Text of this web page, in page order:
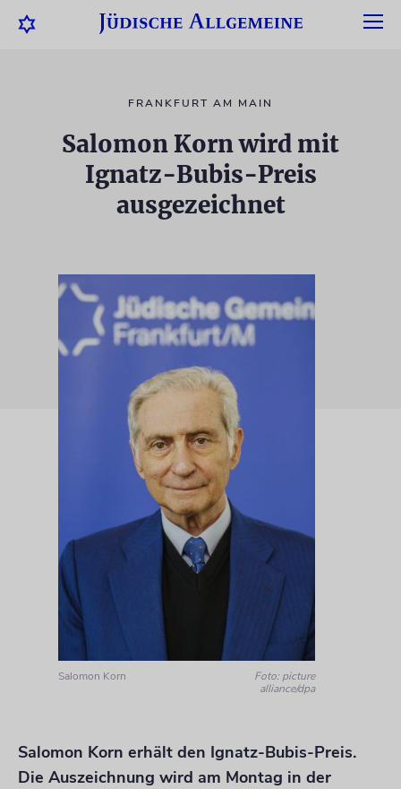
FRANKFURT AM MAIN
Salomon Korn wird mit
Ignatz-Bubis-Preis
ausgezeichnet
Salomon Korn
Foto: picture
alliance/dpa
Salomon Korn erhält den Ignatz-Bubis-Preis.
Die Auszeichnung wird am Montag in der